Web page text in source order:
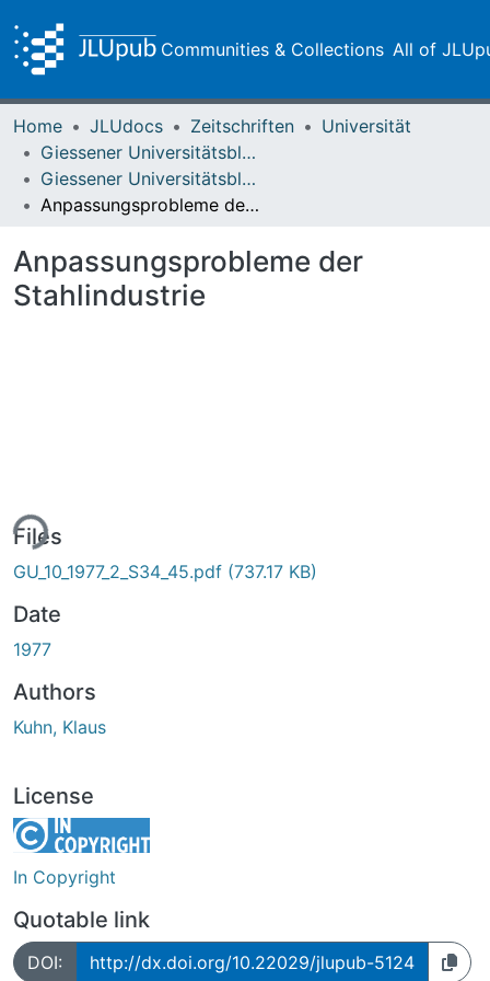
Communities & Collections All of
Home JLUdocs Zeitschriften
Universität
Giessener Universitätsblätter
Giessener Universitätsblätter 10 (1977) Heft 2
Anpassungsprobleme der Stahlindustrie
Anpassungsprobleme der
Stahlindustrie
Files
GU_10_1977_2_S34_45.pdf (737.17 KB)
Date
1977
Authors
Kuhn, Klaus
License
In Copyright
Quotable link
DOI: http://dx.doi.org/10.22029/jlupub-5124